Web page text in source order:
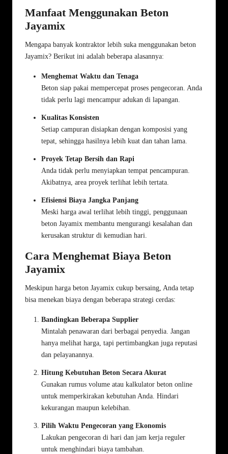
Manfaat Menggunakan Beton
Jayamix
Mengapa banyak kontraktor lebih suka menggunakan beton
Jayamix? Berikut ini adalah beberapa alasannya:
Menghemat Waktu dan Tenaga
Beton siap pakai mempercepat proses pengecoran. Anda
tidak perlu lagi mencampur adukan di lapangan.
Kualitas Konsisten
Setiap campuran disiapkan dengan komposisi yang
tepat, sehingga hasilnya lebih kuat dan tahan lama.
Proyek Tetap Bersih dan Rapi
Anda tidak perlu menyiapkan tempat pencampuran.
Akibatnya, area proyek terlihat lebih tertata.
Efisiensi Biaya Jangka Panjang
Meski harga awal terlihat lebih tinggi, penggunaan
beton Jayamix membantu mengurangi kesalahan dan
kerusakan struktur di kemudian hari.
Cara Menghemat Biaya Beton
Jayamix
Meskipun harga beton Jayamix cukup bersaing, Anda tetap
bisa menekan biaya dengan beberapa strategi cerdas:
Bandingkan Beberapa Supplier
Mintalah penawaran dari berbagai penyedia. Jangan
hanya melihat harga, tapi pertimbangkan juga reputasi
dan pelayanannya.
Hitung Kebutuhan Beton Secara Akurat
Gunakan rumus volume atau kalkulator beton online
untuk memperkirakan kebutuhan Anda. Hindari
kekurangan maupun kelebihan.
Pilih Waktu Pengecoran yang Ekonomis
Lakukan pengecoran di hari dan jam kerja reguler
untuk menghindari biaya tambahan.